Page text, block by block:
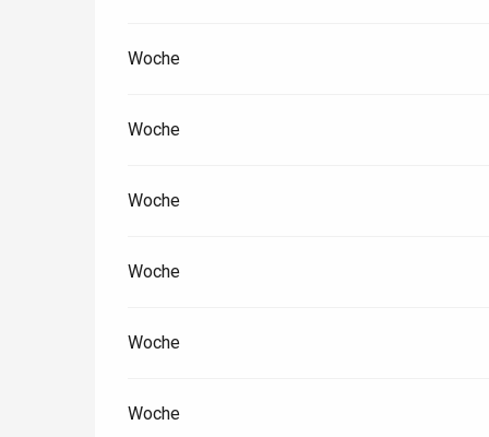
Woche
Woche
Woche
Woche
Woche
Woche